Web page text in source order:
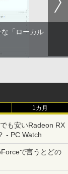
な「ローカル
1カ月
も安いRadeon RX
- PC Watch
で言うとどの